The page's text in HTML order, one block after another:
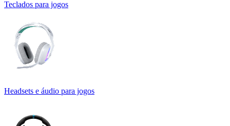
Teclados para jogos
Headsets e áudio para jogos